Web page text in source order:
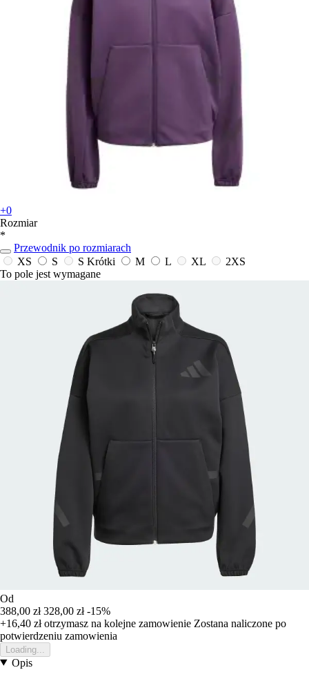
+0
Rozmiar
*
Przewodnik po rozmiarach
XS
S S Krótki M L XL
2XS
To pole jest wymagane
Od
388,00 zł 328,00 zł -15%
+16,40 złotrzymasz na kolejne zamowienie Zostana naliczone po
potwierdzeniu zamowienia
Loading...
Opis